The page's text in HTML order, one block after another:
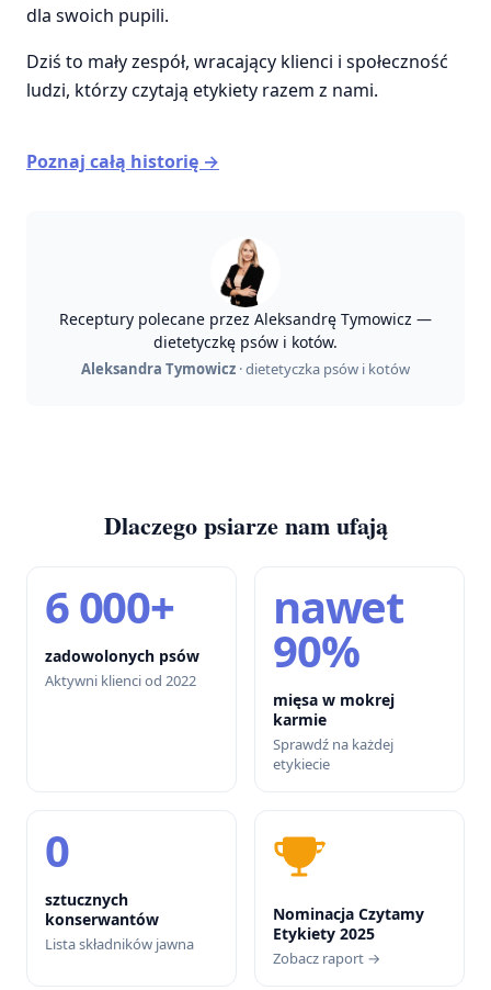
dla swoich pupili.
Dziś to mały zespół, wracający klienci i społeczność
ludzi, którzy czytają etykiety razem z nami.
Poznaj całą historię →
Receptury polecane przez Aleksandrę Tymowicz —
dietetyczkę psów i kotów.
Aleksandra Tymowicz · dietetyczka psów i kotów
Dlaczego psiarze nam ufają
6 000+
zadowolonych psów
Aktywni klienci od 2022
nawet
90%
mięsa w mokrej
karmie
Sprawdź na każdej
etykiecie
0
sztucznych
konserwantów
Lista składników jawna
Nominacja Czytamy
Etykiety 2025
Zobacz raport →